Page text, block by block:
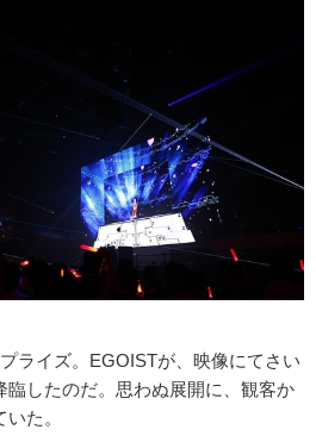
ライズ。EGOISTが、映像にてさい
臨したのだ。思わぬ展開に、観客か
た。